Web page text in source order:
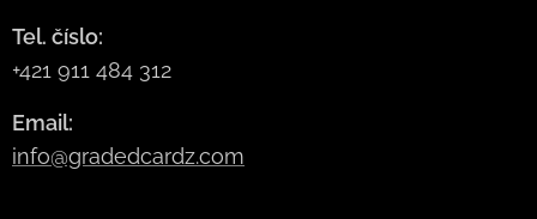
Tel. číslo:
+421 911 484 312
Email:
info@gradedcardz.com